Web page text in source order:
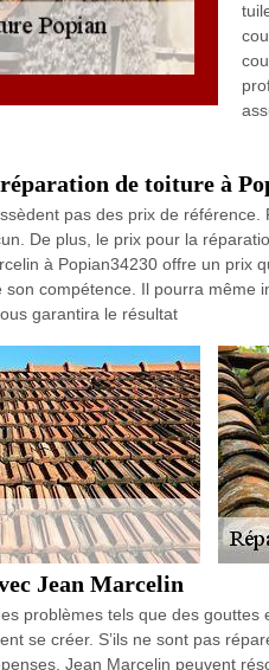
de toiture à
pas des prix de
De plus, le prix pour la
à Popian34230 offre un prix
compétence. Il pourra même
garantira le résultat
Jean Marcelin
problèmes tels que des
se créer. S’ils ne sont pas
Jean Marcelin peuvent